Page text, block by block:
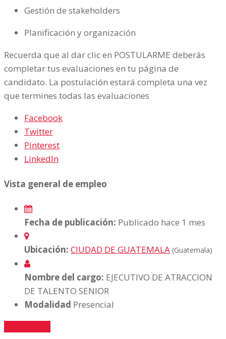
Gestión de stakeholders
Planificación y organización
Recuerda que al dar clic en POSTULARME deberás
completar tus evaluaciones en tu página de
candidato. La postulación estará completa una vez
que termines todas las evaluaciones
Facebook
Twitter
Pinterest
LinkedIn
Vista general de empleo
Fecha de publicación: Publicado hace 1 mes
Ubicación: CIUDAD DE GUATEMALA (Guatemala)
Nombre del cargo: EJECUTIVO DE ATRACCION
DE TALENTO SENIOR
Modalidad Presencial